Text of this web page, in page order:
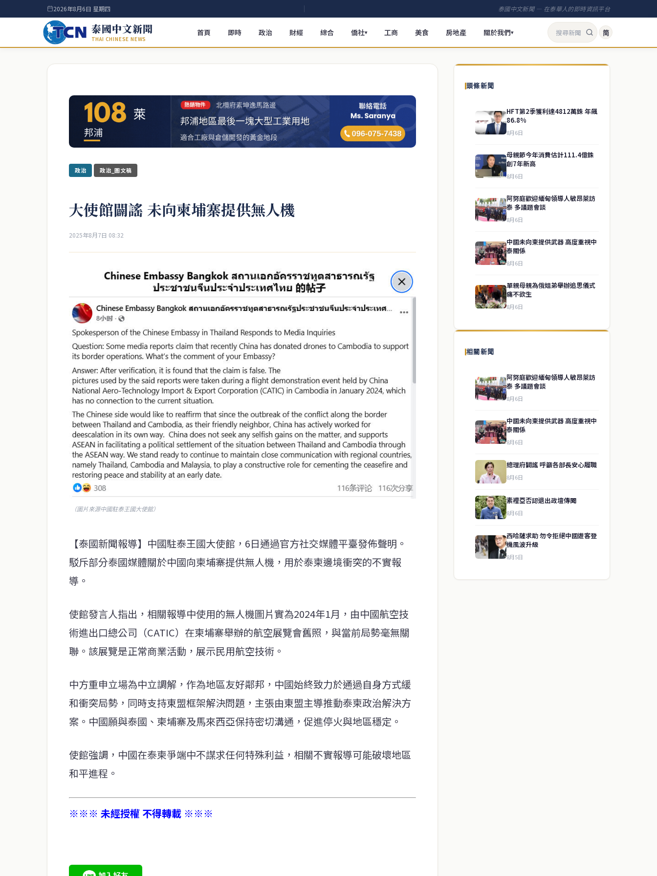
2026年8月6日 星期四 泰國中文新聞 — 在泰華人的即時資訊平台
泰國中文新聞
THAI CHINESE NEWS
首頁 即時 政治 財經 綜合 僑社▾ 工商 美食 房地產 關於我們▾ 简
政治 政治_圖文稿
大使館闢謠 未向柬埔寨提供無人機
2025年8月7日 08:32
（圖片來源中國駐泰王國大使館）
【泰國新聞報導】中國駐泰王國大使館，6日通過官方社交媒體平臺發佈聲明。
駁斥部分泰國媒體關於中國向柬埔寨提供無人機，用於泰柬邊境衝突的不實報
導。
使館發言人指出，相關報導中使用的無人機圖片實為2024年1月，由中國航空技
術進出口總公司（CATIC）在柬埔寨舉辦的航空展覽會舊照，與當前局勢毫無關
聯。該展覽是正常商業活動，展示民用航空技術。
中方重申立場為中立調解，作為地區友好鄰邦，中國始終致力於通過自身方式緩
和衝突局勢，同時支持東盟框架解決問題，主張由東盟主導推動泰柬政治解決方
案。中國願與泰國、柬埔寨及馬來西亞保持密切溝通，促進停火與地區穩定。
使館強調，中國在泰柬爭端中不謀求任何特殊利益，相關不實報導可能破壞地區
和平進程。
※※※ 未經授權 不得轉載 ※※※
頭條新聞
HFT第2季獲利達4812萬銖 年飆
86.8%
8月6日
母親節今年消費估計111.4億銖
創7年新高
8月6日
阿努庭歡迎緬甸領導人敏昂萊訪
泰 多議題會談
8月6日
中國未向柬提供武器 高度重視中
泰關係
8月6日
單親母親為俄姐弟舉辦追思儀式
痛不欲生
8月6日
相關新聞
阿努庭歡迎緬甸領導人敏昂萊訪
泰 多議題會談
8月6日
中國未向柬提供武器 高度重視中
泰關係
8月6日
總理府闢謠 呼籲各部長安心履職
8月6日
素裡亞否認退出政壇傳聞
8月6日
西哈薩求助 勿令拒絕中國遊客登
機風波升級
8月5日